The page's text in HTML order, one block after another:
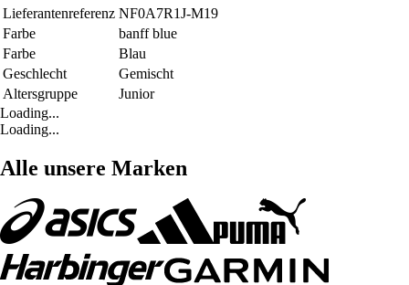
Lieferantenreferenz NF0A7R1J-M19
Farbe
banff blue
Farbe
Blau
Geschlecht
Gemischt
Altersgruppe
Junior
Loading...
Loading...
Alle unsere Marken